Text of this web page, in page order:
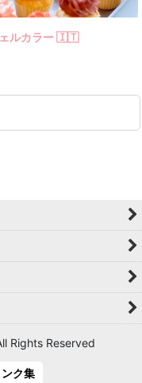
ェルカラー 🇮🇹
Rights Reserved
ク集